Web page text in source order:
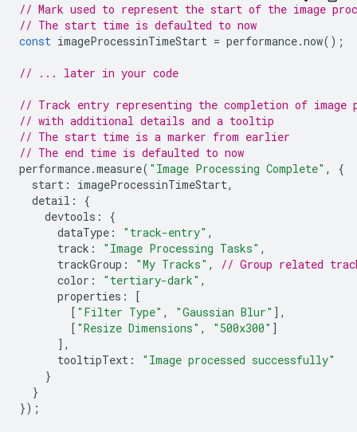
// Mark used to represent the start of the image
// The start time is defaulted to now
const imageProcessinTimeStart = performance.now();
// ... later in your code
// Track entry representing the completion of image
// with additional details and a tooltip
// The start time is a marker from earlier
// The end time is defaulted to now
performance.measure( "Image Processing Complete" ,
{
start : imageProcessinTimeStart,
detail :
{
devtools :
{
dataType : "track-entry" ,
track : "Image Processing Tasks" ,
trackGroup : "My Tracks" ,
// Group related
color : "tertiary-dark" ,
properties :
[
[ "Filter Type" , "Gaussian Blur" ],
[ "Resize Dimensions" , "500x300" ]
],
tooltipText :
"Image processed successfully"
}
}
});